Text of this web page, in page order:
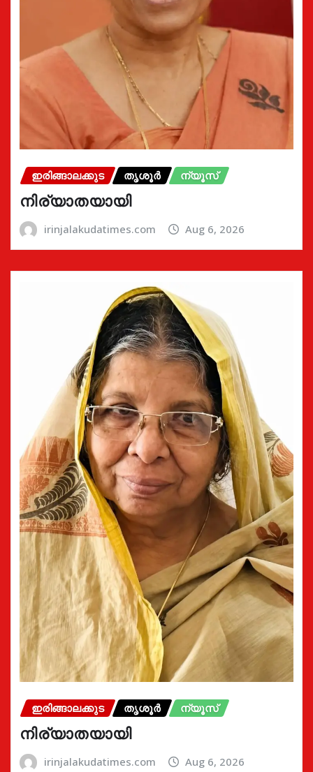
ഇരിങ്ങാലക്കുട തൃശൂർ ന്യൂസ്
നിര്യാതയായി
irinjalakudatimes.com Aug 6, 2026
ഇരിങ്ങാലക്കുട തൃശൂർ ന്യൂസ്
നിര്യാതയായി
irinjalakudatimes.com Aug 6, 2026